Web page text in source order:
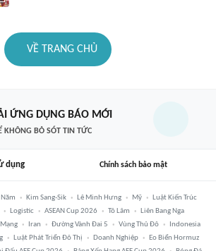
VỀ TRANG CHỦ
ỨNG DỤNG BÁO MỚI
KHÔNG BỎ SÓT TIN TỨC
dụng Chính sách bảo mật
Năm Kim Sang-Sik Lê Minh Hưng Mỹ
Luật Kiến Trúc
Logistic ASEAN Cup 2026 Tô Lâm
Liên Bang Nga
Iran Đường Vành Đai 5 Vùng Thủ Đô
Indonesia
Luật Phát Triển Đô Thị Doanh Nghiệp
Eo Biển Hormuz